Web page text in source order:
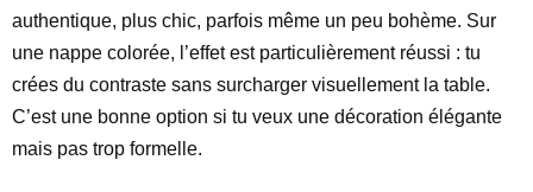
authentique, plus chic, parfois même un peu bohème. Sur
une nappe colorée, l’effet est particulièrement réussi : tu
crées du contraste sans surcharger visuellement la table.
C’est une bonne option si tu veux une décoration élégante
mais pas trop formelle.